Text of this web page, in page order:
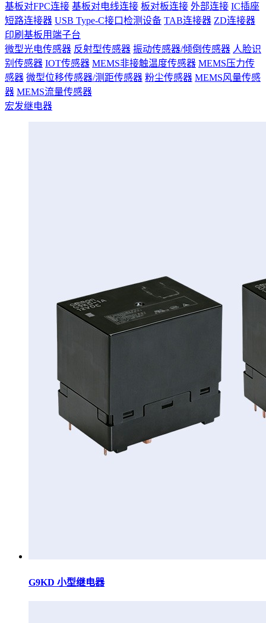
基板对FPC连接 基板对电线连接 板对板连接 外部连接 IC插座
短路连接器 USB Type-C接口检测设备 TAB连接器 ZD连接器
印刷基板用端子台
微型光电传感器 反射型传感器 振动传感器/倾倒传感器 人脸识
别传感器 IOT传感器 MEMS非接触温度传感器 MEMS压力传
感器 微型位移传感器/测距传感器 粉尘传感器 MEMS风量传感
器 MEMS流量传感器
宏发继电器
G9KD 小型继电器